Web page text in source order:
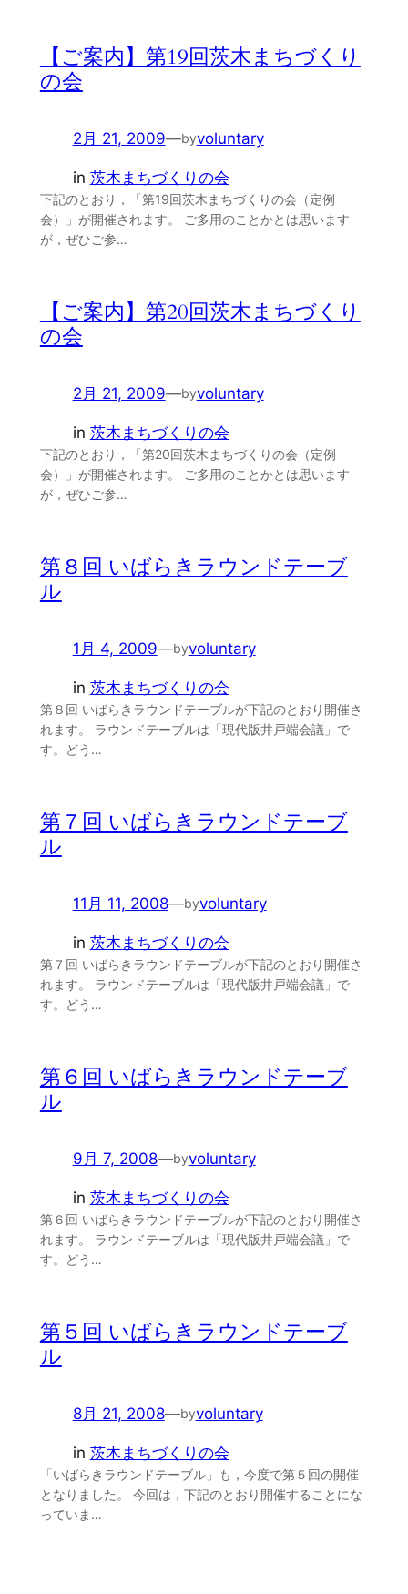
【ご案内】第19回茨木まちづくり
の会
2月 21, 2009—byvoluntary
in 茨木まちづくりの会
下記のとおり，「第19回茨木まちづくりの会（定例
会）」が開催されます。 ご多用のことかとは思います
が，ぜひご参…
【ご案内】第20回茨木まちづくり
の会
2月 21, 2009—byvoluntary
in 茨木まちづくりの会
下記のとおり，「第20回茨木まちづくりの会（定例
会）」が開催されます。 ご多用のことかとは思います
が，ぜひご参…
第８回 いばらきラウンドテーブ
ル
1月 4, 2009—byvoluntary
in 茨木まちづくりの会
第８回 いばらきラウンドテーブルが下記のとおり開催さ
れます。 ラウンドテーブルは「現代版井戸端会議」で
す。どう…
第７回 いばらきラウンドテーブ
ル
11月 11, 2008—byvoluntary
in 茨木まちづくりの会
第７回 いばらきラウンドテーブルが下記のとおり開催さ
れます。 ラウンドテーブルは「現代版井戸端会議」で
す。どう…
第６回 いばらきラウンドテーブ
ル
9月 7, 2008—byvoluntary
in 茨木まちづくりの会
第６回 いばらきラウンドテーブルが下記のとおり開催さ
れます。 ラウンドテーブルは「現代版井戸端会議」で
す。どう…
第５回 いばらきラウンドテーブ
ル
8月 21, 2008—byvoluntary
in 茨木まちづくりの会
「いばらきラウンドテーブル」も，今度で第５回の開催
となりました。 今回は，下記のとおり開催することにな
っていま…